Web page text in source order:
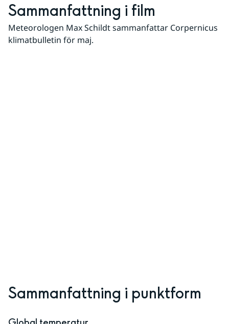
Sammanfattning i film
Meteorologen Max Schildt sammanfattar Corpernicus
klimatbulletin för maj.
Sammanfattning i punktform